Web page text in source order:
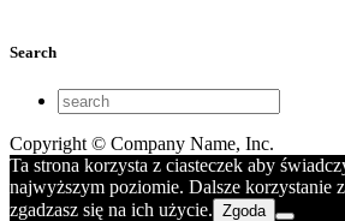
Search
Copyright © Company Name, Inc.
Ta strona korzysta z ciasteczek aby
najwyższym poziomie. Dalsze korzystanie
zgadzasz się na ich użycie. Zgoda